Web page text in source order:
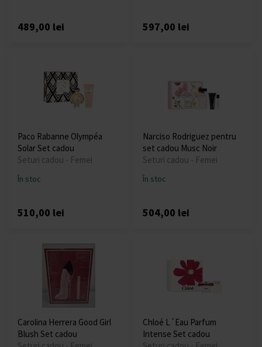
489,00 lei 597,00 lei
Paco Rabanne Olympéa
Solar Set cadou
Seturi cadou - Femei
În stoc
510,00 lei
Narciso Rodriguez pentru
set cadou Musc Noir
Seturi cadou - Femei
În stoc
504,00 lei
Carolina Herrera Good Girl
Blush Set cadou
Chloé L´Eau Parfum
Intense Set cadou